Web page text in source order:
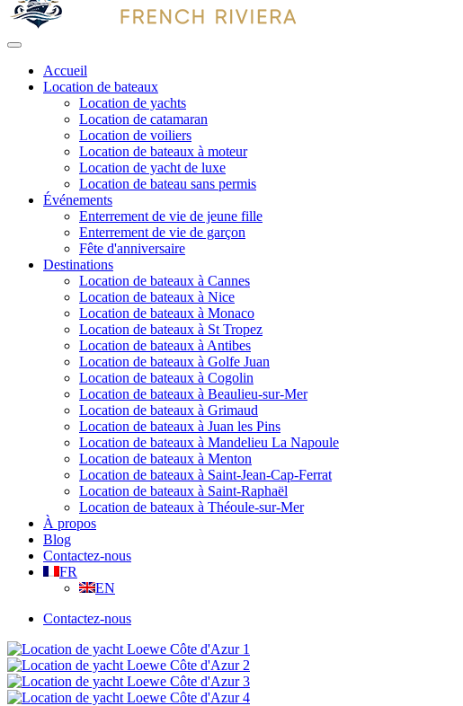
Accueil
Location de bateaux
Location de yachts
Location de catamaran
Location de voiliers
Location de bateaux à moteur
Location de yacht de luxe
Location de bateau sans permis
Événements
Enterrement de vie de jeune fille
Enterrement de vie de garçon
Fête d'anniversaire
Destinations
Location de bateaux à Cannes
Location de bateaux à Nice
Location de bateaux à Monaco
Location de bateaux à St Tropez
Location de bateaux à Antibes
Location de bateaux à Golfe Juan
Location de bateaux à Cogolin
Location de bateaux à Beaulieu-sur-Mer
Location de bateaux à Grimaud
Location de bateaux à Juan les Pins
Location de bateaux à Mandelieu La Napoule
Location de bateaux à Menton
Location de bateaux à Saint-Jean-Cap-Ferrat
Location de bateaux à Saint-Raphaël
Location de bateaux à Théoule-sur-Mer
À propos
Blog
Contactez-nous
FR
EN
Contactez-nous